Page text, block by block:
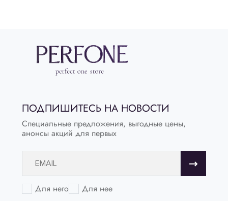
ПОДПИШИТЕСЬ НА НОВОСТИ
Специальные предложения, выгодные цены,
анонсы акций для первых
Для него Для нее